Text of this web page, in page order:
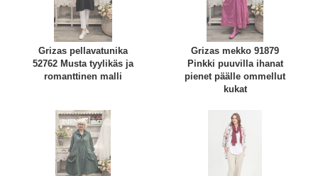
Grizas pellavatunika
52762 Musta tyylikäs ja
romanttinen malli
Grizas mekko 91879
Pinkki puuvilla ihanat
pienet päälle ommellut
kukat